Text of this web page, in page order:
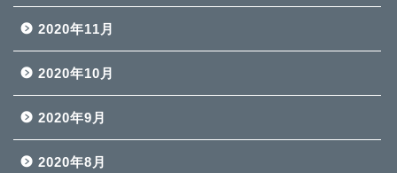
2020年11月
2020年10月
2020年9月
2020年8月